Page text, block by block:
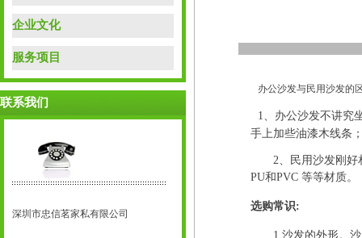
企业文化
服务项目
联系我们
深圳市忠信茗家私有限公司
办公沙发与民用沙发的
1、办公沙发不讲究
手上加些油漆木线条
2、民用沙发刚好相
PU和PVC 等等材质。
选购常识:
1,沙发的外形。沙